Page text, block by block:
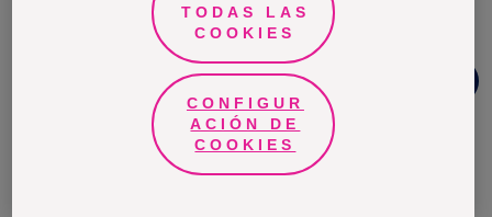
principales marcas globales TENA y Tork, así como otras marcas
como Actimove, Cutimed, JOBST, Knix, Leukoplast, Libero, Libresse,
Lotus, Modibodi, Nosotras, Saba, Tempo, TOM Organic y Zewa. En
2024, Essity tuvo ventas de aproximadamente 13 mil millones de
euros y empleó a 36,000 personas. La sede de la compañía está
ubicada en Estocolmo, Suecia, y Essity cotiza en Nasdaq Estocolmo.
Más información enwww.essity.com.
TODAS LAS
COOKIES
CONFIGUR
ACIÓN DE
COOKIES